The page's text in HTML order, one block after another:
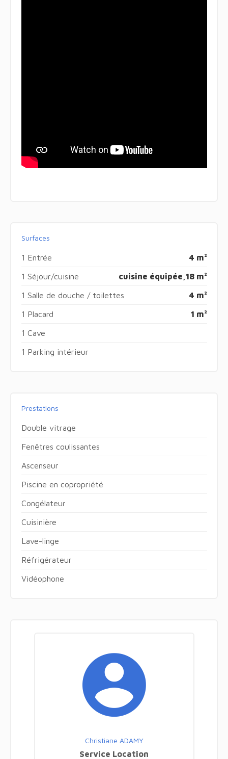
Surfaces
1 Entrée 4 m²
1 Séjour/cuisine 18 m²
cuisine équipée,
1 Salle de douche / toilettes 4 m²
1 Placard 1 m²
1 Cave
1 Parking intérieur
Prestations
Double vitrage
Fenêtres coulissantes
Ascenseur
Piscine en copropriété
Congélateur
Cuisinière
Lave-linge
Réfrigérateur
Vidéophone
Christiane ADAMY
Service Location